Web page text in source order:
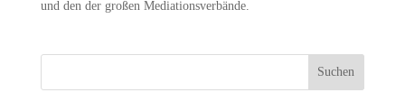
und den der großen Mediationsverbände.